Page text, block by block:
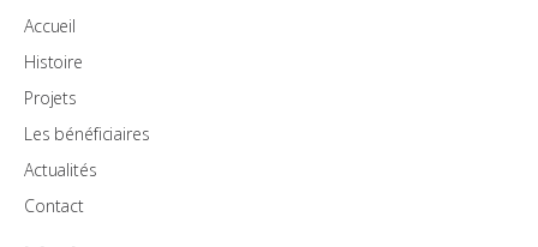
Accueil
Histoire
Projets
Les bénéficiaires
Actualités
Contact